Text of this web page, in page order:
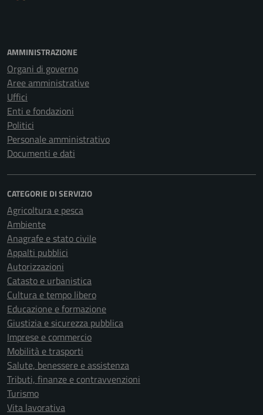
AMMINISTRAZIONE
Organi di governo
Aree amministrative
Uffici
Enti e fondazioni
Politici
Personale amministrativo
Documenti e dati
CATEGORIE DI SERVIZIO
Agricoltura e pesca
Ambiente
Anagrafe e stato civile
Appalti pubblici
Autorizzazioni
Catasto e urbanistica
Cultura e tempo libero
Educazione e formazione
Giustizia e sicurezza pubblica
Imprese e commercio
Mobilità e trasporti
Salute, benessere e assistenza
Tributi, finanze e contravvenzioni
Turismo
Vita lavorativa